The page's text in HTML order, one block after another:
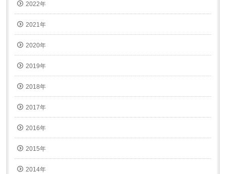
2022年
2021年
2020年
2019年
2018年
2017年
2016年
2015年
2014年